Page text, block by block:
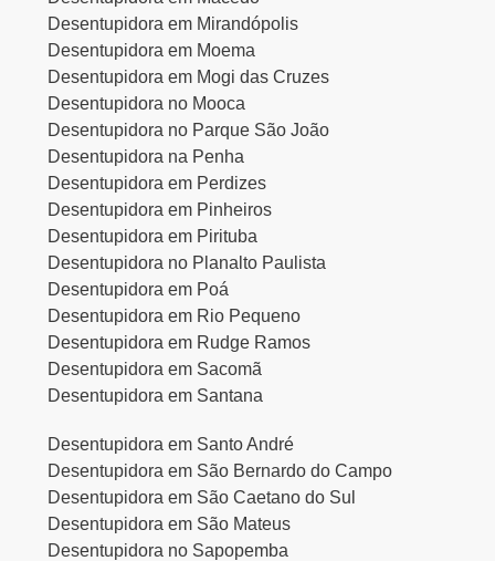
Desentupidora em Mirandópolis
Desentupidora em Moema
Desentupidora em Mogi das Cruzes
Desentupidora no Mooca
Desentupidora no Parque São João
Desentupidora na Penha
Desentupidora em Perdizes
Desentupidora em Pinheiros
Desentupidora em Pirituba
Desentupidora no Planalto Paulista
Desentupidora em Poá
Desentupidora em Rio Pequeno
Desentupidora em Rudge Ramos
Desentupidora em Sacomã
Desentupidora em Santana
Desentupidora em Santo André
Desentupidora em São Bernardo do Campo
Desentupidora em São Caetano do Sul
Desentupidora em São Mateus
Desentupidora no Sapopemba